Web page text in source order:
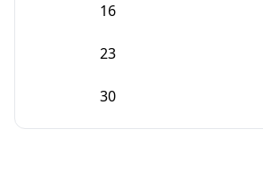
16
23
30